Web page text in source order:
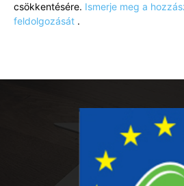
csökkentésére. Ismerje meg a
feldolgozását .